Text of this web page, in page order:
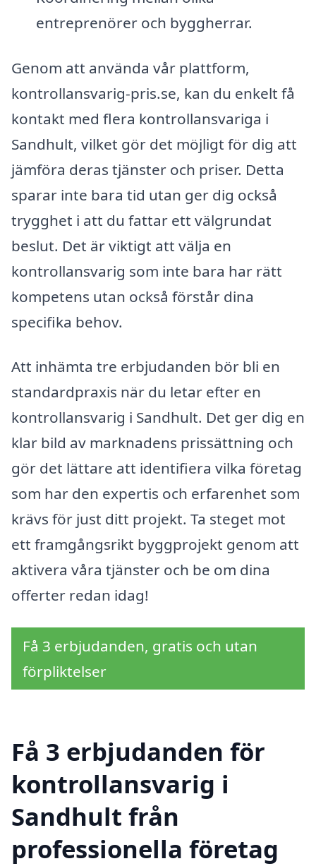
entreprenörer och byggherrar.
Genom att använda vår plattform,
kontrollansvarig-pris.se, kan du enkelt få
kontakt med flera kontrollansvariga i
Sandhult, vilket gör det möjligt för dig att
jämföra deras tjänster och priser. Detta
sparar inte bara tid utan ger dig också
trygghet i att du fattar ett välgrundat
beslut. Det är viktigt att välja en
kontrollansvarig som inte bara har rätt
kompetens utan också förstår dina
specifika behov.
Att inhämta tre erbjudanden bör bli en
standardpraxis när du letar efter en
kontrollansvarig i Sandhult. Det ger dig en
klar bild av marknadens prissättning och
gör det lättare att identifiera vilka företag
som har den expertis och erfarenhet som
krävs för just ditt projekt. Ta steget mot
ett framgångsrikt byggprojekt genom att
aktivera våra tjänster och be om dina
offerter redan idag!
Få 3 erbjudanden, gratis och utan
förpliktelser
Få 3 erbjudanden för
kontrollansvarig i
Sandhult från
professionella företag